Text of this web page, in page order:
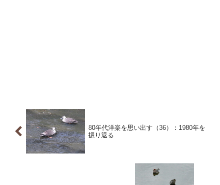
80年代洋楽を思い出す（36）：1980年を
振り返る